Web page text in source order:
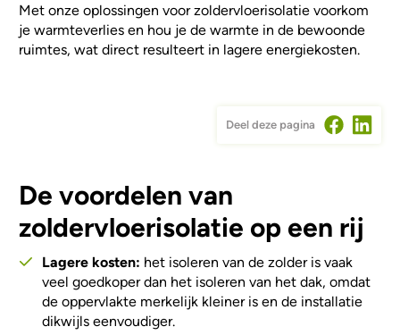
Met onze oplossingen voor zoldervloerisolatie voorkom
je warmteverlies en hou je de warmte in de bewoonde
ruimtes, wat direct resulteert in lagere energiekosten.
Deel deze pagina
De voordelen van
zoldervloerisolatie op een rij
Lagere kosten: het isoleren van de zolder is vaak
veel goedkoper dan het isoleren van het dak, omdat
de oppervlakte merkelijk kleiner is en de installatie
dikwijls eenvoudiger.